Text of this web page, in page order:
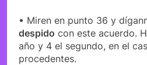
• Miren en punto 36 y
despido con este acuerdo.
año y 4 el segundo, en el
procedentes.